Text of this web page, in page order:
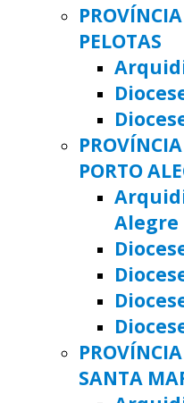
PELOTAS
PORTO
Alegre
SANTA